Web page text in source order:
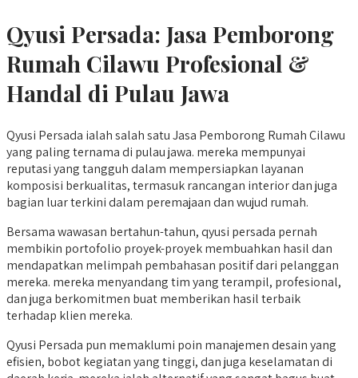
Qyusi Persada: Jasa Pemborong
Rumah Cilawu Profesional &
Handal di Pulau Jawa
Qyusi Persada ialah salah satu Jasa Pemborong Rumah Cilawu
yang paling ternama di pulau jawa. mereka mempunyai
reputasi yang tangguh dalam mempersiapkan layanan
komposisi berkualitas, termasuk rancangan interior dan juga
bagian luar terkini dalam peremajaan dan wujud rumah.
Bersama wawasan bertahun-tahun, qyusi persada pernah
membikin portofolio proyek-proyek membuahkan hasil dan
mendapatkan melimpah pembahasan positif dari pelanggan
mereka. mereka menyandang tim yang terampil, profesional,
dan juga berkomitmen buat memberikan hasil terbaik
terhadap klien mereka.
Qyusi Persada pun memaklumi poin manajemen desain yang
efisien, bobot kegiatan yang tinggi, dan juga keselamatan di